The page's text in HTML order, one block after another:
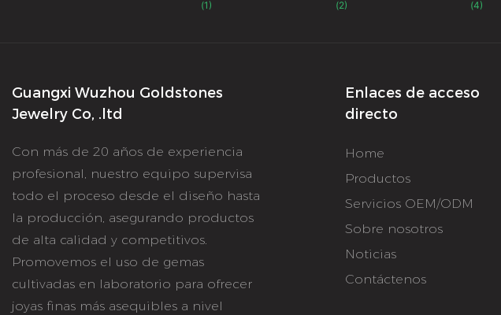
Guangxi Wuzhou Goldstones
Jewelry Co, .ltd
Con más de 20 años de experiencia
profesional, nuestro equipo supervisa
todo el proceso desde el diseño hasta
la producción, asegurando productos
de alta calidad y competitivos.
Promovemos el uso de gemas
cultivadas en laboratorio para ofrecer
joyas finas más asequibles a nivel
Enlaces de acceso
directo
Home
Productos
Servicios OEM/ODM
Sobre nosotros
Noticias
Contáctenos